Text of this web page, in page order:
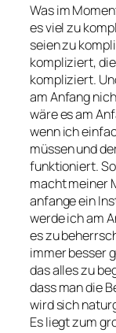
Was im
es viel zu
seien zu
kompliziert,
kompliziert.
am Anfang
wäre es am
wenn ich
müssen und
funktioniert.
macht meiner
anfange ein
werde ich am
es zu
immer besser
das alles zu
dass man die
wird sich
Es liegt zum